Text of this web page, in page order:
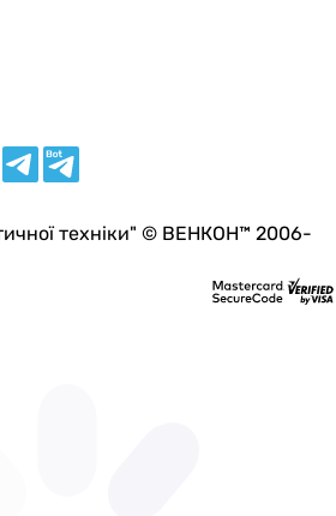
техніки" © ВЕНКОН™ 2006-